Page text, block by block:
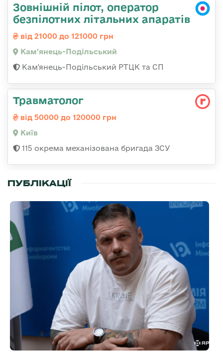
Зовнішній пілот, оператор
безпілотних літальних апаратів
від 21000 до 121000 грн
Кам'янець-Подільський
Кам'янець-Подільський РТЦК та СП
Травматолог
від 50000 до 120000 грн
Київ
115 окрема механізована бригада ЗСУ
ПУБЛІКАЦІЇ